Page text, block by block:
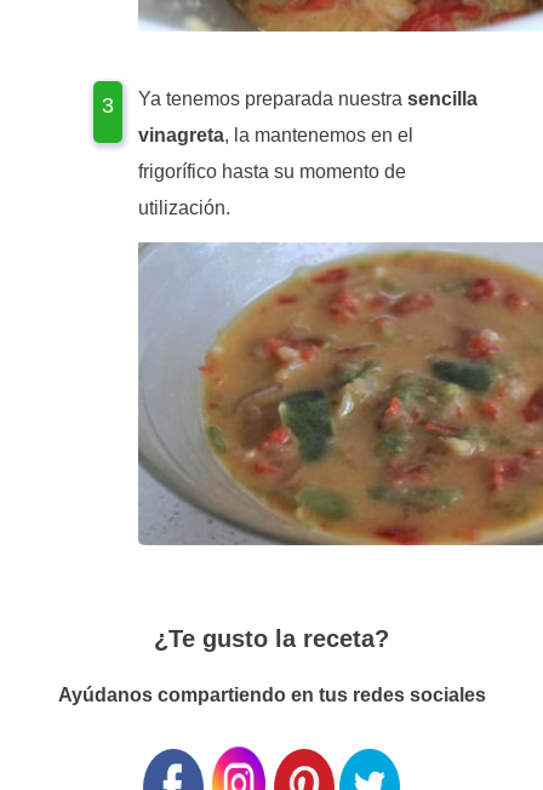
Ya tenemos preparada nuestra sencilla
vinagreta, la mantenemos en el
frigorífico hasta su momento de
utilización.
¿Te gusto la receta?
Ayúdanos compartiendo en tus redes sociales